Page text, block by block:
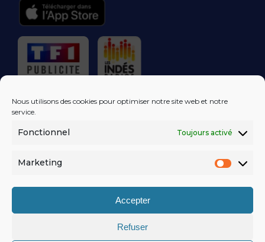
Nous utilisons des cookies pour optimiser notre site web et notre
service.
Fonctionnel Toujours activé
Marketing
Accepter
Refuser
RÉGIE PUBLICITAIRE
LES EXCLUS
DANS VOTRE